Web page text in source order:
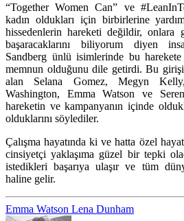
“Together Women Can” ve
kadın oldukları için birbirlerine
hissedenlerin hareketi değildir,
başaracaklarını biliyorum diyen
Sandberg ünlü isimlerinde bu
memnun olduğunu dile getirdi. Bu
alan Selana Gomez,
Megyn
Washington, Emma Watson ve
hareketin ve kampanyanın içinde
olduklarını söylediler.
Çalışma hayatında ki ve hatta özel
cinsiyetçi yaklaşıma güzel bir tepki
istedikleri başarıya ulaşır ve tüm
haline gelir.
Emma Watson Lena Dunham